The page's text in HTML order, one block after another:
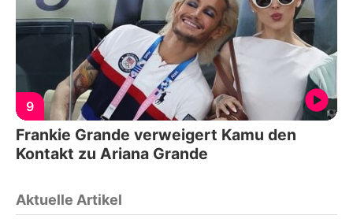
9
Frankie Grande verweigert Kamu den
Kontakt zu Ariana Grande
Aktuelle Artikel